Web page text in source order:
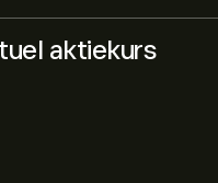
aktiekurs